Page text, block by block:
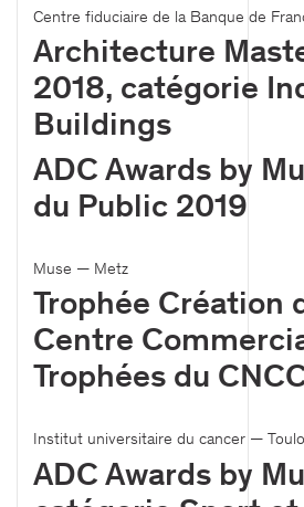
Centre fiduciaire de la Banque de
Architecture
2018, catégorie
Buildings
ADC Awards by
du Public 2019
Muse — Metz
Trophée Création
Centre
Trophées du
Institut universitaire du cancer —
ADC Awards by